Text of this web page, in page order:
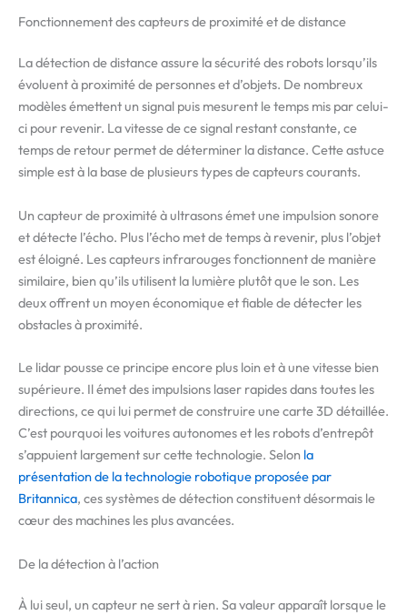
Fonctionnement des capteurs de proximité et de distance
La détection de distance assure la sécurité des robots lorsqu’ils
évoluent à proximité de personnes et d’objets. De nombreux
modèles émettent un signal puis mesurent le temps mis par celui-
ci pour revenir. La vitesse de ce signal restant constante, ce
temps de retour permet de déterminer la distance. Cette astuce
simple est à la base de plusieurs types de capteurs courants.
Un capteur de proximité à ultrasons émet une impulsion sonore
et détecte l’écho. Plus l’écho met de temps à revenir, plus l’objet
est éloigné. Les capteurs infrarouges fonctionnent de manière
similaire, bien qu’ils utilisent la lumière plutôt que le son. Les
deux offrent un moyen économique et fiable de détecter les
obstacles à proximité.
Le lidar pousse ce principe encore plus loin et à une vitesse bien
supérieure. Il émet des impulsions laser rapides dans toutes les
directions, ce qui lui permet de construire une carte 3D détaillée.
C’est pourquoi les voitures autonomes et les robots d’entrepôt
s’appuient largement sur cette technologie. Selon la
présentation de la technologie robotique proposée par
Britannica, ces systèmes de détection constituent désormais le
cœur des machines les plus avancées.
De la détection à l’action
À lui seul, un capteur ne sert à rien. Sa valeur apparaît lorsque le